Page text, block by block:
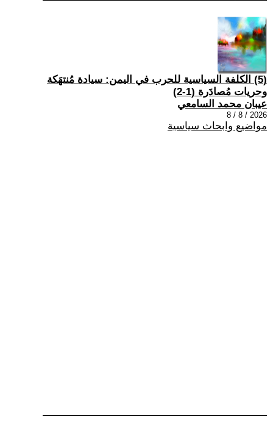
(5) الكلفة السياسية للحرب في اليمن: سيادة مُنتهَكة
وحريات مُصادَرة (1-2)
عيبان محمد السامعي
2026 / 8 / 8
مواضيع وابحاث سياسية